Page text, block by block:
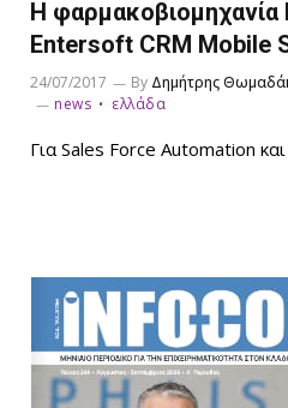
H φαρμακοβιομηχανία
Entersoft CRM Mobile
24/07/2017 By Δημήτρης
news
ελλάδα
Για Sales Force Automation